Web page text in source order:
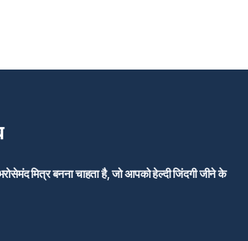
मित्र बनना चाहता है, जो आपको हेल्दी जिंदगी जीने के